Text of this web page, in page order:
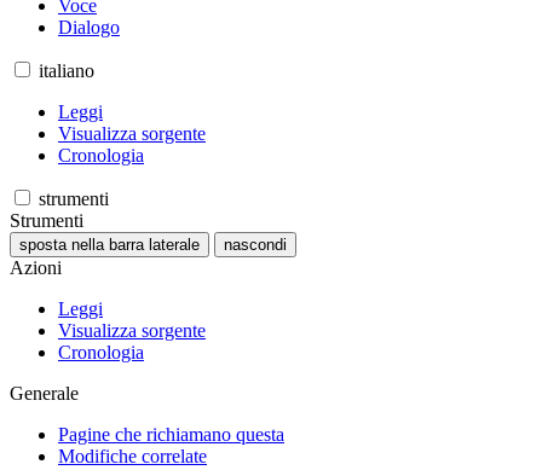
Voce
Dialogo
italiano
Leggi
Visualizza sorgente
Cronologia
strumenti
Strumenti
sposta nella barra laterale nascondi
Azioni
Leggi
Visualizza sorgente
Cronologia
Generale
Pagine che richiamano questa
Modifiche correlate